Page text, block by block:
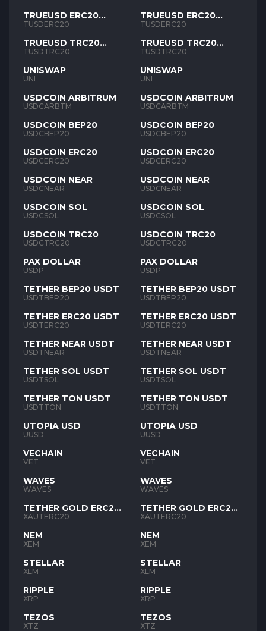
TRUEUSD ERC20
TUSD
TUSDERC20
TRUEUSD TRC20
TUSD
TUSDTRC20
UNISWAP
UNI
USDCOIN ARBITRUM
USDCARBTM
USDCOIN BEP20
USDCBEP20
USDCOIN ERC20
USDCERC20
USDCOIN NEAR
USDCNEAR
USDCOIN SOL
USDCSOL
USDCOIN TRC20
USDCTRC20
PAX DOLLAR
USDP
TETHER BEP20 USDT
USDTBEP20
TETHER ERC20 USDT
USDTERC20
TETHER NEAR USDT
USDTNEAR
TETHER SOL USDT
USDTSOL
TETHER TON USDT
USDTTON
UTOPIA USD
UUSD
VECHAIN
VET
WAVES
WAVES
TETHER GOLD ERC20
XAUT
XAUTERC20
NEM
XEM
STELLAR
XLM
RIPPLE
XRP
TEZOS
XTZ
TRUEUSD ERC20
TUSD
TUSDERC20
TRUEUSD TRC20
TUSD
TUSDTRC20
UNISWAP
UNI
USDCOIN ARBITRUM
USDCARBTM
USDCOIN BEP20
USDCBEP20
USDCOIN ERC20
USDCERC20
USDCOIN NEAR
USDCNEAR
USDCOIN SOL
USDCSOL
USDCOIN TRC20
USDCTRC20
PAX DOLLAR
USDP
TETHER BEP20 USDT
USDTBEP20
TETHER ERC20 USDT
USDTERC20
TETHER NEAR USDT
USDTNEAR
TETHER SOL USDT
USDTSOL
TETHER TON USDT
USDTTON
UTOPIA USD
UUSD
VECHAIN
VET
WAVES
WAVES
TETHER GOLD ERC20
XAUT
XAUTERC20
NEM
XEM
STELLAR
XLM
RIPPLE
XRP
TEZOS
XTZ